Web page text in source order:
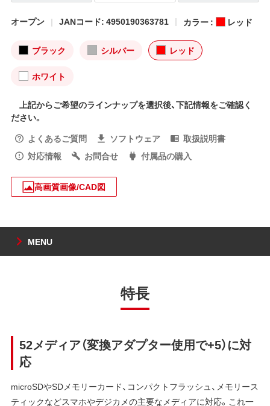
オープン JANコード: 4950190363781 カラー : レッド
ブラック シルバー レッド
ホワイト
上記からご希望のラインナップを選択後、下記情報をご確認く
ださい。
よくあるご質問
ソフトウェア
取扱説明書
対応情報
お問合せ 付属品の購入
高画質画像/CAD図
MENU
特長
52メディア（変換アダプター使用で+5）に対
応
microSDやSDメモリーカード、コンパクトフラッシュ、メモリース
ティックなどスマホやデジカメの主要なメディアに対応。これ一